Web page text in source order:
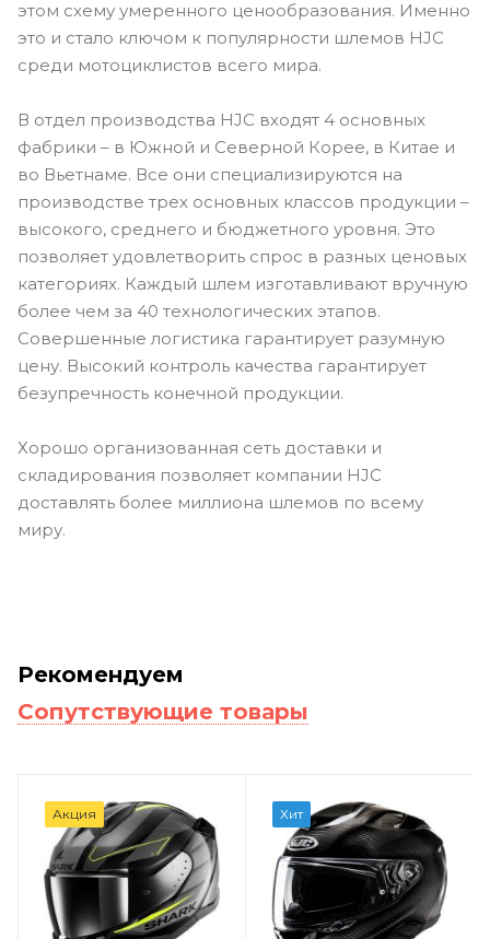
этом схему умеренного ценообразования. Именно
это и стало ключом к популярности шлемов HJC
среди мотоциклистов всего мира.
В отдел производства HJC входят 4 основных
фабрики – в Южной и Северной Корее, в Китае и
во Вьетнаме. Все они специализируются на
производстве трех основных классов продукции –
высокого, среднего и бюджетного уровня. Это
позволяет удовлетворить спрос в разных ценовых
категориях. Каждый шлем изготавливают вручную
более чем за 40 технологических этапов.
Совершенные логистика гарантирует разумную
цену. Высокий контроль качества гарантирует
безупречность конечной продукции.
Хорошо организованная сеть доставки и
складирования позволяет компании HJC
доставлять более миллиона шлемов по всему
миру.
Рекомендуем
Сопутствующие товары
Акция Хит